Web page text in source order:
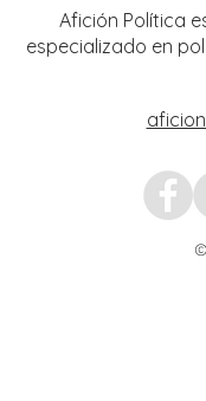
Afición Política
especializado en